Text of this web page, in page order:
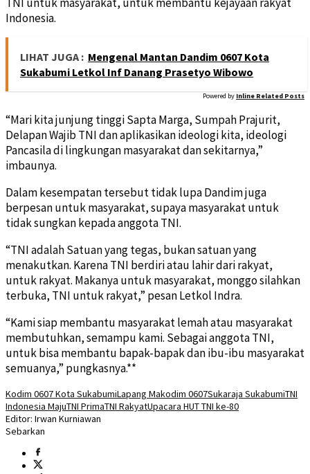
Indonesia.
LIHAT JUGA : Mengenal Mantan Dandim 0607 Kota
Sukabumi Letkol Inf Danang Prasetyo Wibowo
Powered by Inline Related Posts
“Mari kita junjung tinggi Sapta Marga, Sumpah Prajurit,
Delapan Wajib TNI dan aplikasikan ideologi kita, ideologi
Pancasila di lingkungan masyarakat dan sekitarnya,”
imbaunya.
Dalam kesempatan tersebut tidak lupa Dandim juga
berpesan untuk masyarakat, supaya masyarakat untuk
tidak sungkan kepada anggota TNI.
“TNI adalah Satuan yang tegas, bukan satuan yang
menakutkan. Karena TNI berdiri atau lahir dari rakyat,
untuk rakyat. Makanya untuk masyarakat, monggo silahkan
terbuka, TNI untuk rakyat,” pesan Letkol Indra.
“Kami siap membantu masyarakat lemah atau masyarakat
membutuhkan, semampu kami. Sebagai anggota TNI,
untuk bisa membantu bapak-bapak dan ibu-ibu masyarakat
semuanya,” pungkasnya.**
Kodim 0607 Kota SukabumiLapang Makodim 0607Sukaraja SukabumiTNI
Indonesia MajuTNI PrimaTNI RakyatUpacara HUT TNI ke-80
Editor: Irwan Kurniawan
Sebarkan